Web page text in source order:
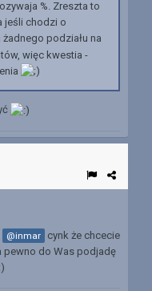
%. Zreszta to
jeśli chodzi o
żadnego podziału na
więc kwestia -
@inmar
cynk że chcecie
pewno do Was podjadę
:)